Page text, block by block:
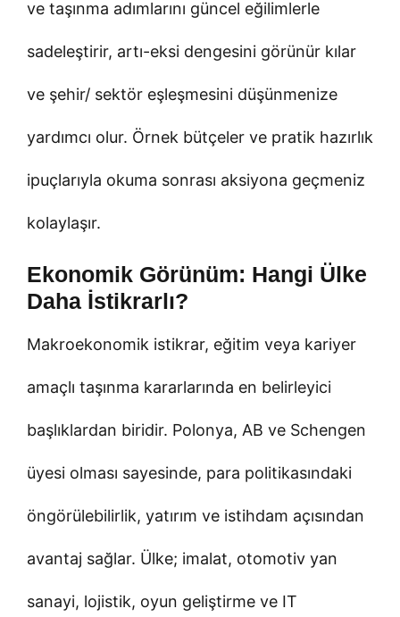
ve taşınma adımlarını güncel eğilimlerle
sadeleştirir, artı-eksi dengesini görünür kılar
ve şehir/ sektör eşleşmesini düşünmenize
yardımcı olur. Örnek bütçeler ve pratik hazırlık
ipuçlarıyla okuma sonrası aksiyona geçmeniz
kolaylaşır.
Ekonomik Görünüm: Hangi Ülke
Daha İstikrarlı?
Makroekonomik istikrar, eğitim veya kariyer
amaçlı taşınma kararlarında en belirleyici
başlıklardan biridir. Polonya, AB ve Schengen
üyesi olması sayesinde, para politikasındaki
öngörülebilirlik, yatırım ve istihdam açısından
avantaj sağlar. Ülke; imalat, otomotiv yan
sanayi, lojistik, oyun geliştirme ve IT